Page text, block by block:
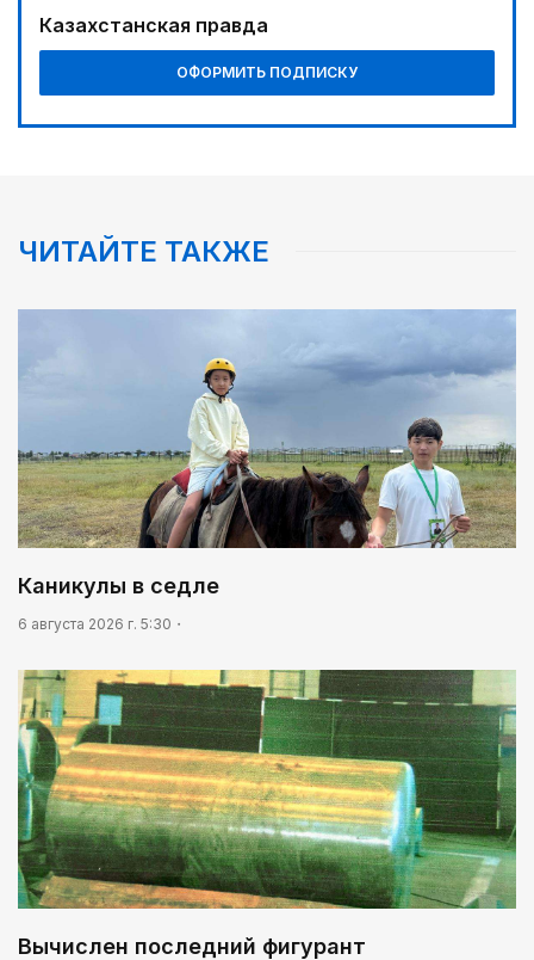
Вычислен последний фигурант «титанового»
дела
04:30
Наш десант на Dota 2, Phygital Football и Phygital
Каникулы в седле
Золото, рожденное трудом
Казахстанская правда
ОФОРМИТЬ ПОДПИСКУ
ЧИТАЙТЕ ТАКЖЕ
Каникулы в седле
6 августа 2026 г. 5:30
Вычислен последний фигурант